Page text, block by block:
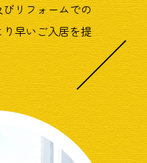
リフォームでの
早いご入居を提